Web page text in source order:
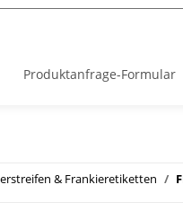
Produktanfrage-Formular
& Frankieretiketten